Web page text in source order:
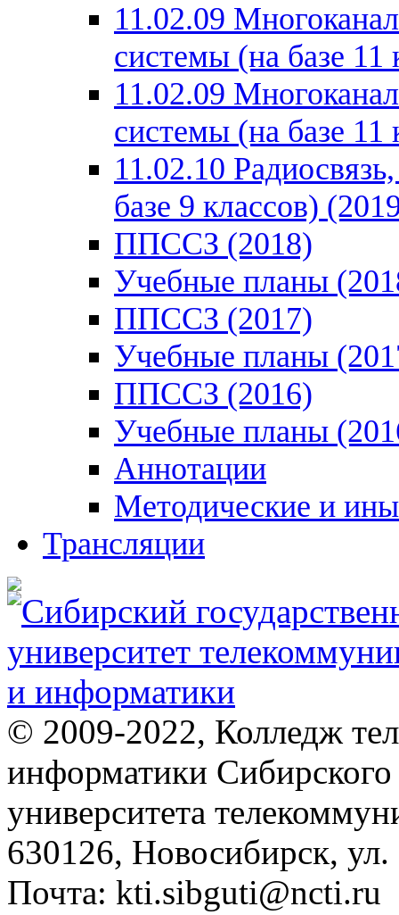
11.02.09
системы (на базе 11
11.02.09
системы (на базе 11
11.02.10
базе 9 классов)
ППССЗ (2018)
Учебные планы
ППССЗ (2017)
Учебные планы
ППССЗ (2016)
Учебные планы
Аннотации
Методические и
Трансляции
© 2009-2022, Колледж
информатики Сибирского
университета
630126, Новосибирск,
Почта: kti.sibguti@ncti.ru